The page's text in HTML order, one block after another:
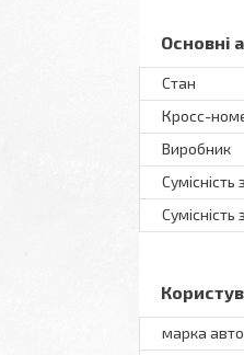
Основні
Стан
Кросс-
Виробник
марка